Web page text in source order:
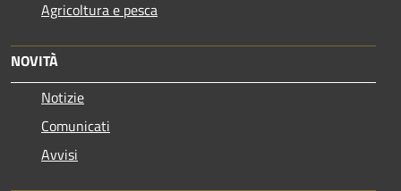
Agricoltura e pesca
NOVITÀ
Notizie
Comunicati
Avvisi